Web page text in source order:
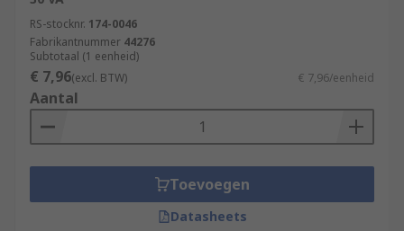
RS-stocknr. 174-0046
Fabrikantnummer 44276
Subtotaal (1 eenheid)
€ 7,96(excl. BTW) € 7,96/eenheid
Aantal
Toevoegen
Datasheets